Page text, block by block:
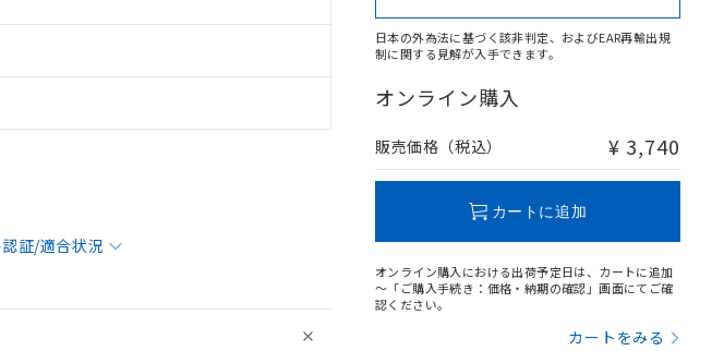
証/適合状況
日本の外為法に基づく該非判定、およびEAR再輸出規
制に関する見解が入手できます。
オンライン購入
販売価格（税込） ¥ 3,740
カートに追加
オンライン購入における出荷予定日は、カートに追加
～「ご購入手続き：価格・納期の確認」画面にてご確
認ください。
カートをみる